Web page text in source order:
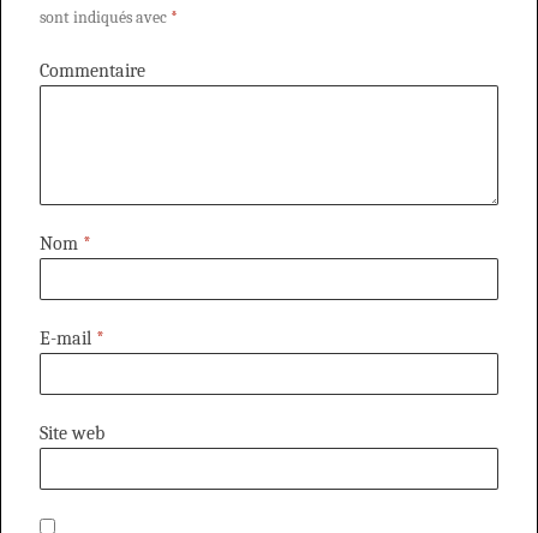
sont indiqués avec *
Commentaire
Nom *
E-mail *
Site web